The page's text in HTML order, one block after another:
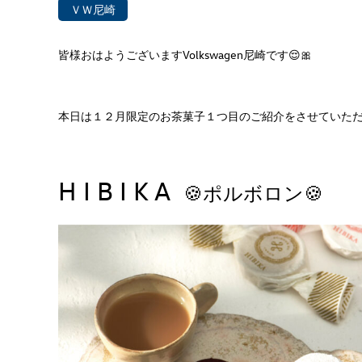
ＶＷ尼崎
皆様おはようございますVolkswagen尼崎です😌🎀
本日は１２月限定のお茶菓子１つ目のご紹介をさせていた
H I B I K A 🍪ポルボロン🍪